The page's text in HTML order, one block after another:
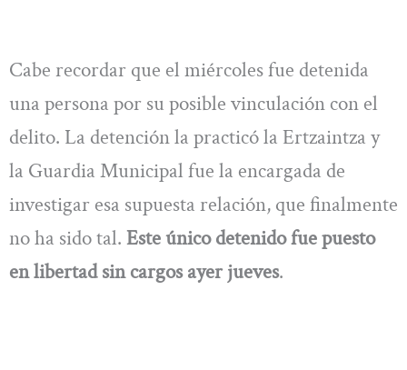
Cabe recordar que el miércoles fue detenida
una persona por su posible vinculación con el
delito. La detención la practicó la Ertzaintza y
la Guardia Municipal fue la encargada de
investigar esa supuesta relación, que finalmente
no ha sido tal. Este único detenido fue puesto
en libertad sin cargos ayer jueves.